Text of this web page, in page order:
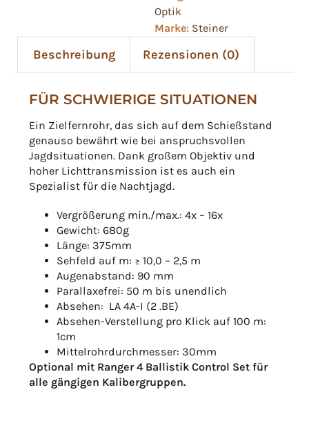
Optik
Marke: Steiner
Beschreibung Rezensionen (0)
FÜR SCHWIERIGE SITUATIONEN
Ein Zielfernrohr, das sich auf dem Schießstand
genauso bewährt wie bei anspruchsvollen
Jagdsituationen. Dank großem Objektiv und
hoher Lichttransmission ist es auch ein
Spezialist für die Nachtjagd.
Vergrößerung min./max.: 4x – 16x
Gewicht: 680g
Länge: 375mm
Sehfeld auf m: ≥ 10,0 – 2,5 m
Augenabstand: 90 mm
Parallaxefrei: 50 m bis unendlich
Absehen: LA 4A-I (2 .BE)
Absehen-Verstellung pro Klick auf 100 m:
1cm
Mittelrohrdurchmesser: 30mm
Optional mit Ranger 4 Ballistik Control Set für
alle gängigen Kalibergruppen.